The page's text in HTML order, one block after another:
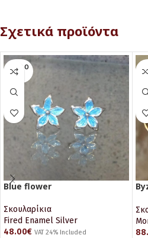
Σχετικά προϊόντα
SOLD O
UT
Blue flower
Σκουλαρίκια
Fired Enamel Silver
48.00€ VAT 24% Included